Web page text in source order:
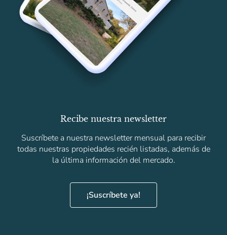
Recibe nuestra newsletter
Suscríbete a nuestra newsletter mensual para recibir
todas nuestras propiedades recién listadas, además de
la última información del mercado.
¡Suscríbete ya!